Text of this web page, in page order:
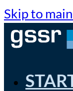
Skip to